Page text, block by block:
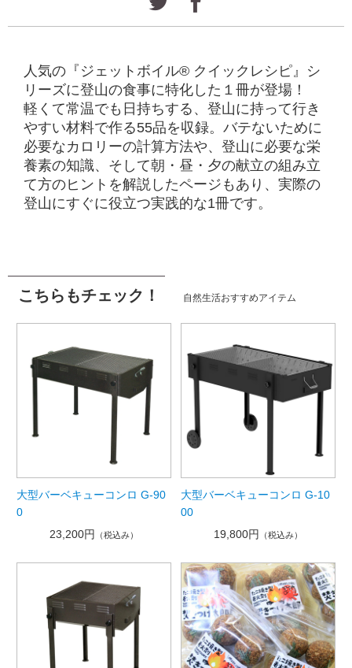
人気の『ジェットボイル® クイックレシピ』シ
リーズに登山の食事に特化した１冊が登場！
軽くて常温でも日持ちする、登山に持って行き
やすい材料で作る55品を収録。バテないために
必要なカロリーの計算方法や、登山に必要な栄
養素の知識、そして朝・昼・夕の献立の組み立
て方のヒントを解説したページもあり、実際の
登山にすぐに役立つ実践的な1冊です。
こちらもチェック！ 自然生活おすすめアイテム
大型バーベキューコンロ G-90
0
23,200円
（税込み）
大型バーベキューコンロ G-10
00
19,800円
（税込み）